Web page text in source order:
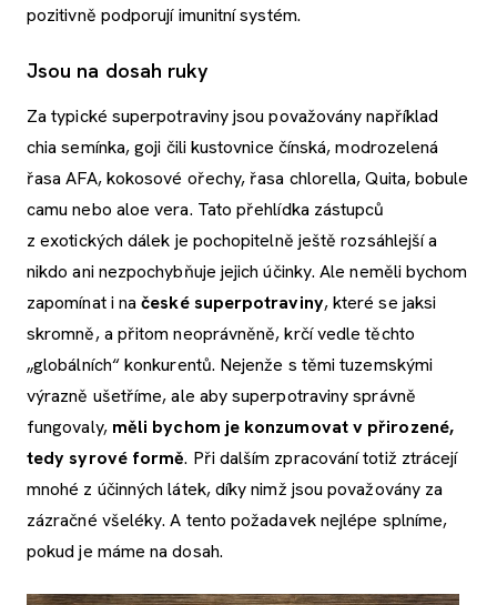
pozitivně podporují imunitní systém.
Jsou na dosah ruky
Za typické superpotraviny jsou považovány například
chia semínka, goji čili kustovnice čínská, modrozelená
řasa AFA, kokosové ořechy, řasa chlorella, Quita, bobule
camu nebo aloe vera. Tato přehlídka zástupců
z exotických dálek je pochopitelně ještě rozsáhlejší a
nikdo ani nezpochybňuje jejich účinky. Ale neměli bychom
zapomínat i načeské superpotraviny, které se jaksi
skromně, a přitom neoprávněně, krčí vedle těchto
„globálních“ konkurentů. Nejenže s těmi tuzemskými
výrazně ušetříme, ale aby superpotraviny správně
fungovaly, měli bychom je konzumovat v přirozené,
tedy syrové formě. Při dalším zpracování totiž ztrácejí
mnohé z účinných látek, díky nimž jsou považovány za
zázračné všeléky. A tento požadavek nejlépe splníme,
pokud je máme na dosah.